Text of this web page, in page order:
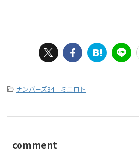
-ナンバーズ34 ミニロト
comment